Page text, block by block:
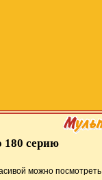
180 серию
можно посмотреть